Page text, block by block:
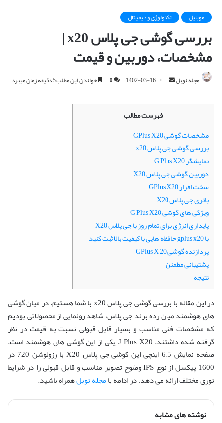
موبایل تکنولوژی و دیجیتال
بررسی گوشی جی پلاس x20 |
مشخصات، دوربین و قیمت
مجله نوبل
س
ا
ی
م
ی
ل
1402-03-16
0 خواندن این مطلب 5 دقیقه زمان میبرد
فهرست مطالب
مشخصات گوشی GPlus X20
بررسی گوشی جی پلاس x20
نمایشگر G Plus X20
دوربین گوشی جی پلاس X20
سخت افزار GPlus X20
باتری جی پلاس X20
ویژگی های گوشی G Plus X20
پایداری انرژی برای تمام روز با جی پلاس X20
با gplus x20 حافظه هایی با کیفیت بالا ثبت کنید
پردازنده گوشی GPlus X 20
پشتیبانی مطمئن
نتیجه
در این مقاله با بررسی گوشی جی پلاس x20 با شما هستیم. در میان گوشی
های هوشمند میان رده برند جی پلاس، شاهد رونمایی از محصولاتی بودیم
که مشخصات فنی مناسب و بسیار قابل قبولی نسبت به قیمت در نظر
گرفته شده داشتند. J Plus X20 یکی از این گوشی های هوشمند است.
صفحه نمایش 6.5 اینچی این گوشی جی پلاس X20 با رزولوشن 720 در
1600 پیکسل از نوع IPS وضوح تصویر مناسب و قابل قبولی را در شرایط
نوری مختلف ارائه می دهد. در ادامه بامجله نوبلهمراه باشید.
نوشته های مشابه